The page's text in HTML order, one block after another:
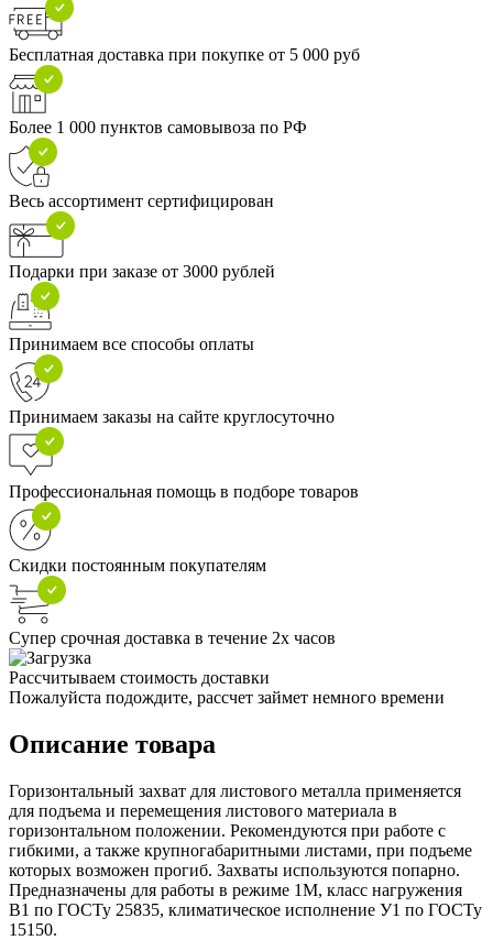
Бесплатная доставка при покупке от 5 000 руб
Более 1 000 пунктов самовывоза по РФ
Весь ассортимент сертифицирован
Подарки при заказе от 3000 рублей
Принимаем все способы оплаты
Принимаем заказы на сайте круглосуточно
Профессиональная помощь в подборе товаров
Скидки постоянным покупателям
Супер срочная доставка в течение 2х часов
Рассчитываем стоимость доставки
Пожалуйста подождите, рассчет займет немного времени
Описание товара
Горизонтальный захват для листового металла применяется
для подъема и перемещения листового материала в
горизонтальном положении. Рекомендуются при работе с
гибкими, а также крупногабаритными листами, при подъеме
которых возможен прогиб. Захваты используются попарно.
Предназначены для работы в режиме 1М, класс нагружения
В1 по ГОСТу 25835, климатическое исполнение У1 по ГОСТу
15150.